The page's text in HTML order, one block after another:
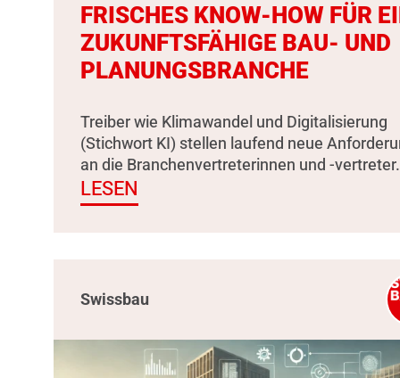
FRISCHES KNOW-HOW FÜR
ZUKUNFTSFÄHIGE BAU- UND
PLANUNGSBRANCHE
Treiber wie Klimawandel und Digitalisierung
(Stichwort KI) stellen laufend neue
an die Branchenvertreterinnen und -vertreter.
LESEN
Swissbau